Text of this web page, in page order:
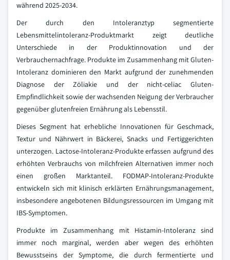
während 2025-2034.
Der durch den Intoleranztyp segmentierte
Lebensmittelintoleranz-Produktmarkt zeigt deutliche
Unterschiede in der Produktinnovation und der
Verbrauchernachfrage. Produkte im Zusammenhang mit Gluten-
Intoleranz dominieren den Markt aufgrund der zunehmenden
Diagnose der Zöliakie und der nicht-celiac Gluten-
Empfindlichkeit sowie der wachsenden Neigung der Verbraucher
gegenüber glutenfreien Ernährung als Lebensstil.
Dieses Segment hat erhebliche Innovationen für Geschmack,
Textur und Nährwert in Bäckerei, Snacks und Fertiggerichten
unterzogen. Lactose-Intoleranz-Produkte erfassen aufgrund des
erhöhten Verbrauchs von milchfreien Alternativen immer noch
einen großen Marktanteil. FODMAP-Intoleranz-Produkte
entwickeln sich mit klinisch erklärten Ernährungsmanagement,
insbesondere angebotenen Bildungsressourcen im Umgang mit
IBS-Symptomen.
Produkte im Zusammenhang mit Histamin-Intoleranz sind
immer noch marginal, werden aber wegen des erhöhten
Bewusstseins der Symptome, die durch fermentierte und